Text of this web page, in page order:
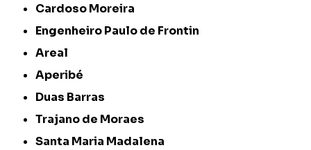
Cardoso Moreira
Engenheiro Paulo de Frontin
Areal
Aperibé
Duas Barras
Trajano de Moraes
Santa Maria Madalena